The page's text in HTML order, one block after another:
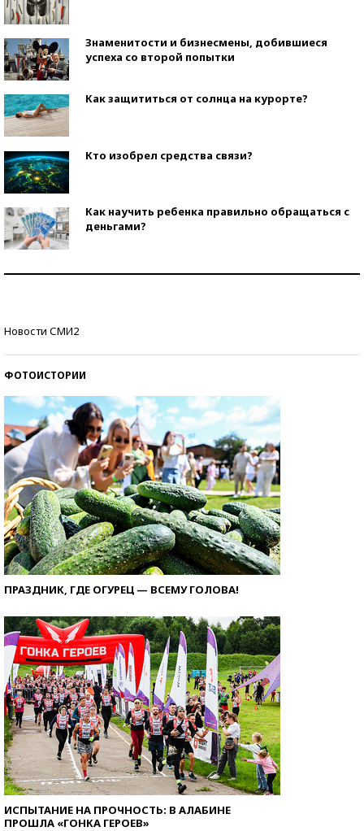
Знаменитости и бизнесмены, добившиеся
успеха со второй попытки
Как защититься от солнца на курорте?
Кто изобрел средства связи?
Как научить ребенка правильно обращаться с
деньгами?
Новости СМИ2
ФОТОИСТОРИИ
ПРАЗДНИК, ГДЕ ОГУРЕЦ — ВСЕМУ ГОЛОВА!
ИСПЫТАНИЕ НА ПРОЧНОСТЬ: В АЛАБИНЕ
ПРОШЛА «ГОНКА ГЕРОЕВ»